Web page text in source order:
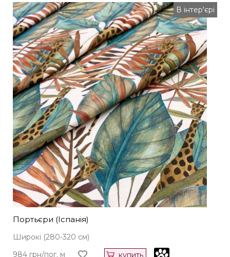
В інтер'єрі
Портьєри (Іспанія)
Широкі (280-320 см)
984 грн/пог. м
купить